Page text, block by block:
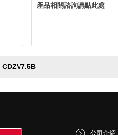
產品相關諮詢請點此處
CDZV7.5B
公司介紹